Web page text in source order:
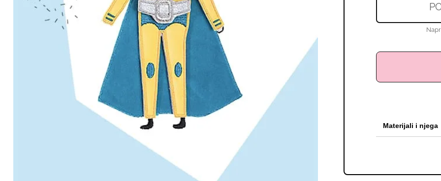
Materijali i njega
služe za